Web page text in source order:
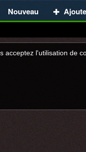
Nouveau
acceptez l'utilisation de